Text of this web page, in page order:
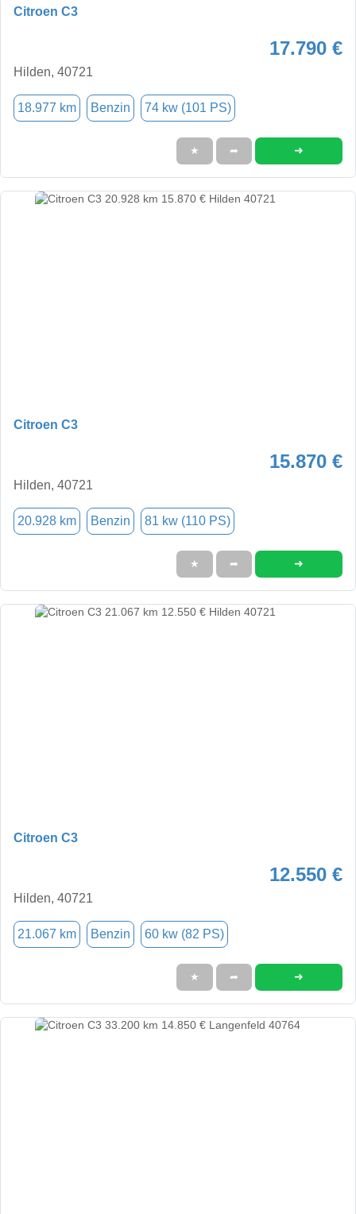
Citroen C3
17.790 €
Hilden, 40721
18.977 km Benzin 74 kw (101 PS)
★ ➦ ➜
Citroen C3
15.870 €
Hilden, 40721
20.928 km Benzin 81 kw (110 PS)
★ ➦ ➜
Citroen C3
12.550 €
Hilden, 40721
21.067 km Benzin 60 kw (82 PS)
★ ➦ ➜